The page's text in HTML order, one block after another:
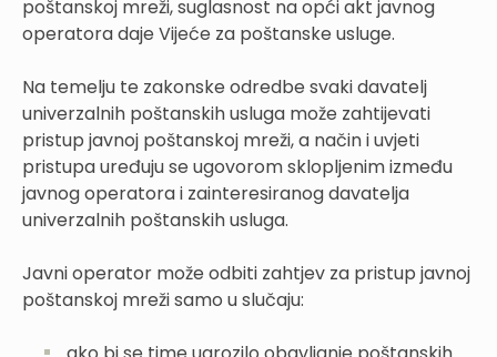
poštanskoj mreži, suglasnost na opći akt javnog
operatora daje Vijeće za poštanske usluge.
Na temelju te zakonske odredbe svaki davatelj
univerzalnih poštanskih usluga može zahtijevati
pristup javnoj poštanskoj mreži, a način i uvjeti
pristupa uređuju se ugovorom sklopljenim između
javnog operatora i zainteresiranog davatelja
univerzalnih poštanskih usluga.
Javni operator može odbiti zahtjev za pristup javnoj
poštanskoj mreži samo u slučaju: